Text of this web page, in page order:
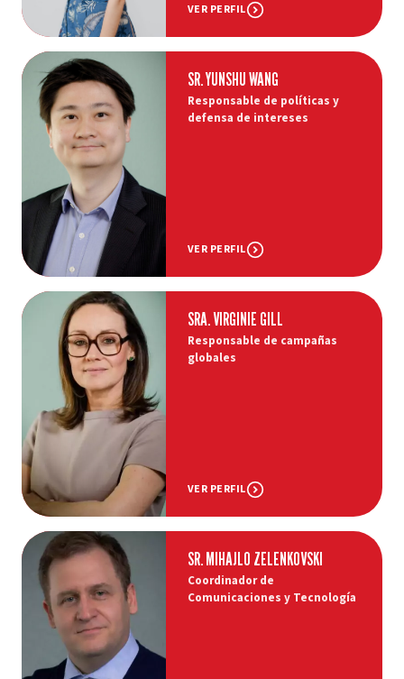
VER PERFIL
SR. YUNSHU WANG
Responsable de políticas y
defensa de intereses
VER PERFIL
SRA. VIRGINIE GILL
Responsable de campañas
globales
VER PERFIL
SR. MIHAJLO ZELENKOVSKI
Coordinador de
Comunicaciones y Tecnología